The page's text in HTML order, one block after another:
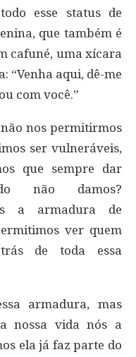
esse status de
que também é
cafuné, uma xícara
“Venha aqui, dê-me
com você.”
não nos permitirmos
ser vulneráveis,
que sempre dar
não damos?
a armadura de
ver quem
de toda essa
armadura, mas
nossa vida nós a
ela já faz parte do